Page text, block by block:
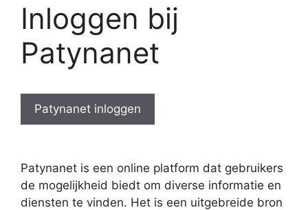
Inloggen bij
Patynanet
Patynanet inloggen
Patynanet is een online platform dat gebruikers
de mogelijkheid biedt om diverse informatie en
diensten te vinden. Het is een uitgebreide bron